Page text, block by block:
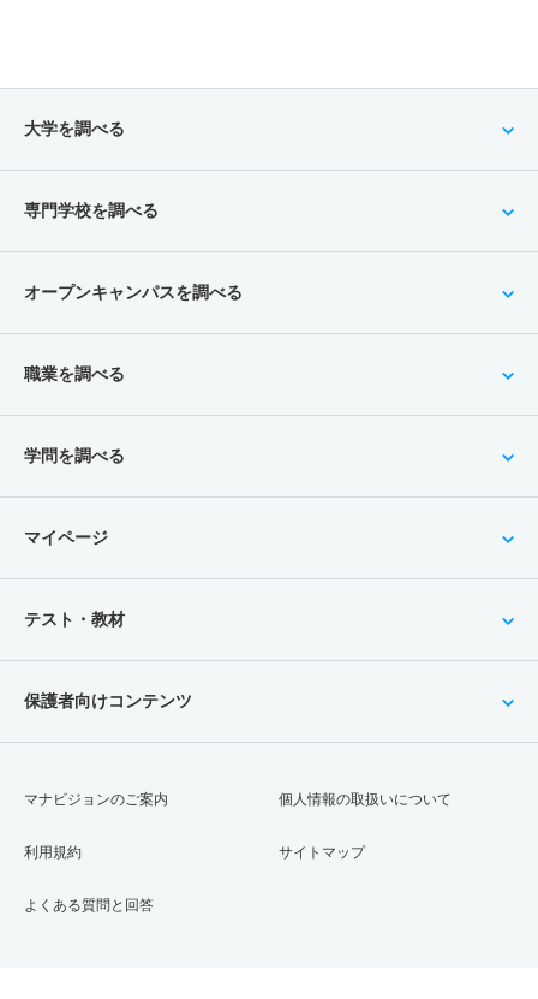
大学を調べる
専門学校を調べる
オープンキャンパスを調べる
職業を調べる
学問を調べる
マイページ
テスト・教材
保護者向けコンテンツ
マナビジョンのご案内
利用規約
よくある質問と回答
個人情報の取扱いについて
サイトマップ